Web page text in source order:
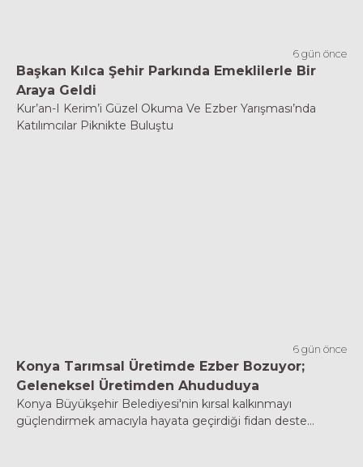
6 gün önce
Başkan Kılca Şehir Parkında Emeklilerle Bir
Araya Geldi
Kur’an-I Kerim’i Güzel Okuma Ve Ezber Yarışması’nda
Katılımcılar Piknikte Buluştu
6 gün önce
Konya Tarımsal Üretimde Ezber Bozuyor;
Geleneksel Üretimden Ahududuya
Konya Büyükşehir Belediyesi'nin kırsal kalkınmayı
güçlendirmek amacıyla hayata geçirdiği fidan deste...